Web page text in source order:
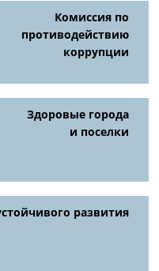
Комиссия по
противодействию
коррупции
Здоровые города
и поселки
развития